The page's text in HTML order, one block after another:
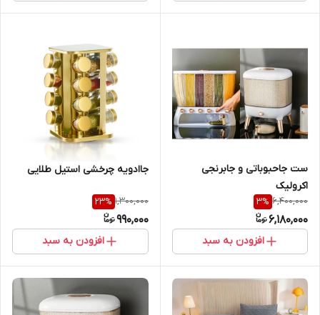
ست جاحبوباتی و جابرنجی
اکرولیک
6,400,000
3%
6,180,000
افزودن به سبد
جاادویه چرخشی استیل طلایی
1,300,000
23%
990,000
افزودن به سبد